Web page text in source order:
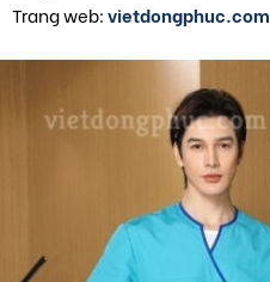
Trang web:vietdongphuc.com